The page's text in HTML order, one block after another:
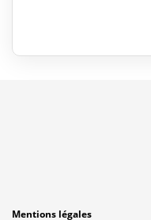
Mentions légales